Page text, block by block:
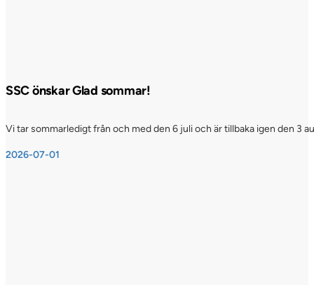
SSC önskar Glad sommar!
Vi tar sommarledigt från och med den 6 juli och är tillbaka igen den 3
2026-07-01